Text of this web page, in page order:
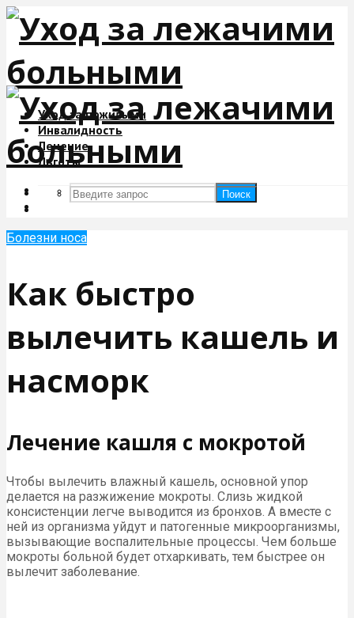
Уход за пожилыми
Инвалидность
Лечение
Льготы
Поиск
Поиск
Болезни носа
Как быстро
вылечить кашель и
насморк
Лечение кашля с мокротой
Чтобы вылечить влажный кашель, основной упор
делается на разжижение мокроты. Слизь жидкой
консистенции легче выводится из бронхов. А вместе с
ней из организма уйдут и патогенные микроорганизмы,
вызывающие воспалительные процессы. Чем больше
мокроты больной будет отхаркивать, тем быстрее он
вылечит заболевание.